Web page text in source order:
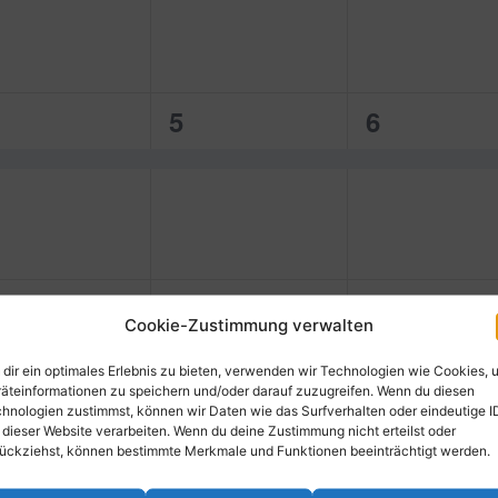
Cookie-Zustimmung verwalten
dir ein optimales Erlebnis zu bieten, verwenden wir Technologien wie Cookies,
zu speichern und/oder darauf zuzugreifen. Wenn du diesen
zustimmst, können wir Daten wie das Surfverhalten oder eindeutige
Website verarbeiten. Wenn du deine Zustimmung nicht erteilst oder
können bestimmte Merkmale und Funktionen beeinträchtigt werden.
1
5
1
6
0
Veranstaltungen,
12
0
13